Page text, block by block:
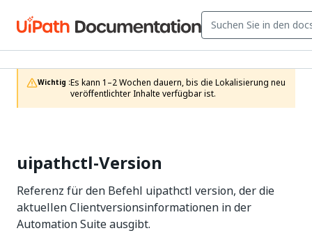
Wichtig :Es kann 1–2 Wochen dauern, bis die Lokalisierung neu
veröffentlichter Inhalte verfügbar ist.
uipathctl-Version
Referenz für den Befehl uipathctl version, der die
aktuellen Clientversionsinformationen in der
Automation Suite ausgibt.